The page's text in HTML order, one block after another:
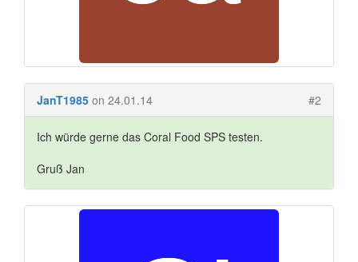
JanT1985 on 24.01.14 #2
Ich würde gerne das Coral Food SPS testen.
Gruß Jan